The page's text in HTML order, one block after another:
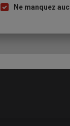
Ne manquez